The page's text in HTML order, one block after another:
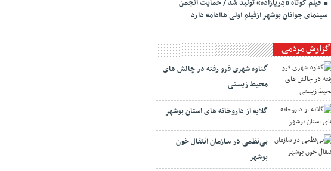
فیلم کوتاه «دِریازاده» تولید شد / حمایت انجمن
سینمای جوانان بوشهر ازفیلم اولی هاادامه دارد
گزارش مردمی
گناوه شهری فرو رفته در چالش های
محیط زیستی
گلایه از داروخانه های استان بوشهر
بی‌نظمی در سازمان انتقال خون
بوشهر